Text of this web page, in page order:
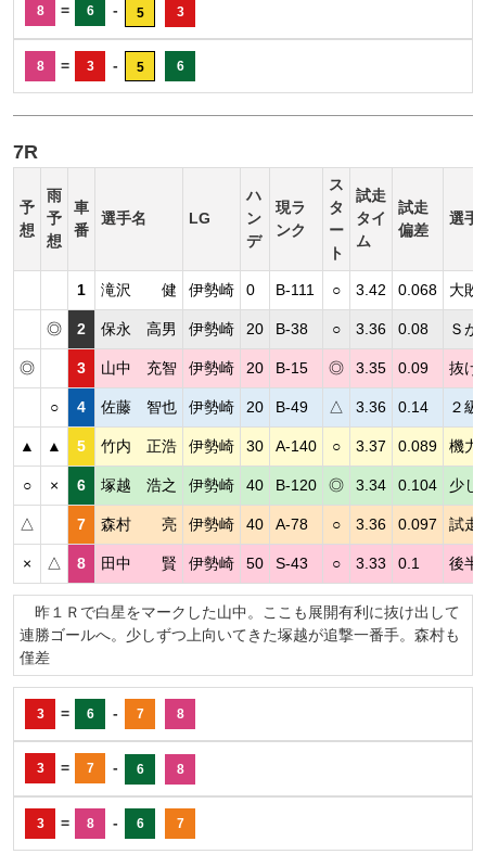
8 = 6 - 5 3
8 = 3 - 5 6
7R
予
想
雨
予
想
車
番
選手名 LG
ハ
ン
デ
現ラ
ンク
ス
タ
ー
ト
試走
タイ
ム
試走
偏差
選手
1 滝沢 健 伊勢崎 0 B-111 ○ 3.42 0.068 大敗
◎ 2 保永 高男 伊勢崎 20 B-38 ○ 3.36 0.08 Ｓが
◎ 3 山中 充智 伊勢崎 20 B-15 ◎ 3.35 0.09 抜け
○ 4 佐藤 智也 伊勢崎 20 B-49 △ 3.36 0.14 ２級
▲ ▲ 5 竹内 正浩 伊勢崎 30 A-140 ○ 3.37 0.089 機力
○ × 6 塚越 浩之 伊勢崎 40 B-120 ◎ 3.34 0.104 少し
△ 7 森村 亮 伊勢崎 40 A-78 ○ 3.36 0.097 試走
× △ 8 田中 賢 伊勢崎 50 S-43 ○ 3.33 0.1 後半
昨１Ｒで白星をマークした山中。ここも展開有利に抜け出して
連勝ゴールへ。少しずつ上向いてきた塚越が追撃一番手。森村も
僅差
3 = 6 - 7 8
3 = 7 - 6 8
3 = 8 - 6 7